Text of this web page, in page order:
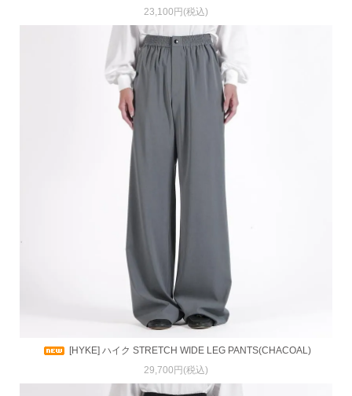
23,100円(税込)
[HYKE] ハイク STRETCH WIDE LEG PANTS(CHACOAL)
29,700円(税込)